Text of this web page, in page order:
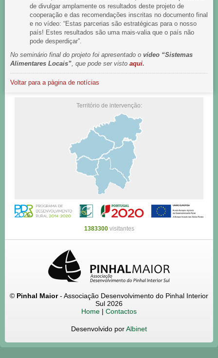
de divulgar amplamente os resultados deste projeto de
cooperação e das recomendações inscritas no documento final
e no vídeo: “Estas parcerias são estratégicas para o nosso
país! Estes resultados são uma mais-valia que o país não
pode desperdiçar”.
No seminário final do projeto foi apresentado o vídeo “Sistemas
Alimentares Locais”, que pode ser visto aqui.
Voltar para a pàgina de notícias
Território de intervenção:
1383300visitantes
© Pinhal Maior- Associação Desenvolvimento do Pinhal Interior
Sul 2026
Home | Contactos
Desenvolvido porAlbinet